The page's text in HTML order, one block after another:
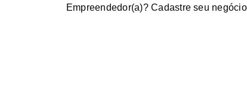
Empreendedor(a)? Cadastre seu